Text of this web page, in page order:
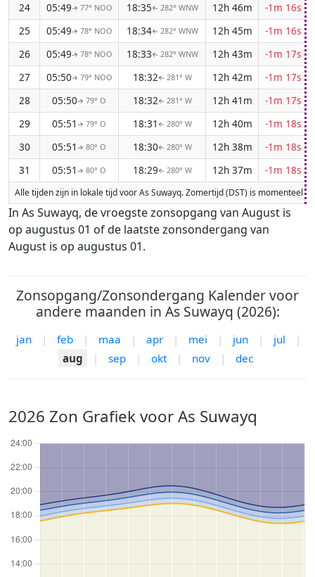
24
05:49↑ 77° NOO 18:35↑ 282° WNW 12h 46m
-1m 16s
25
05:49↑ 78° NOO 18:34↑ 282° WNW 12h 45m
-1m 16s
26
05:49↑ 78° NOO 18:33↑ 282° WNW 12h 43m
-1m 17s
27
05:50↑ 79° NOO 18:32↑ 281° W 12h 42m
-1m 17s
28
05:50↑ 79° O 18:32↑ 281° W 12h 41m
-1m 17s
29
05:51 ↑ 79° O 18:31 ↑ 280° W 12h 40m
-1m 18s
30
05:51 ↑ 80° O 18:30↑ 280° W 12h 38m
-1m 18s
31
05:51 ↑ 80° O 18:29↑ 280° W 12h 37m -1m 18s
Alle tijden zijn in lokale tijd voor As Suwayq. Zomertijd (DST) is momenteel
In As Suwayq, de vroegste zonsopgang van August is
op augustus 01 of de laatste zonsondergang van
August is op augustus 01.
Zonsopgang/Zonsondergang Kalender voor
andere maanden in As Suwayq (2026):
jan | feb | maa | apr | mei | jun | jul
|
aug
| sep | okt | nov | dec
2026 Zon Grafiek voor As Suwayq